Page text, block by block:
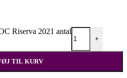
Riserva 2021 antal
+
TIL KURV